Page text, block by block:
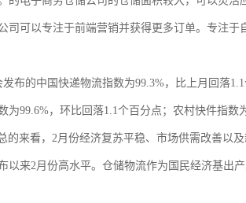
司可以专注于前端营销并获得更多订单。专注于
布的中国快递物流指数为99.3%，比上月回落
为99.6%，环比回落1.1个百分点；农村快件指数
的来看，2月份经济复苏平稳、市场供需改善以
以来2月份高水平。仓储物流作为国民经济基出